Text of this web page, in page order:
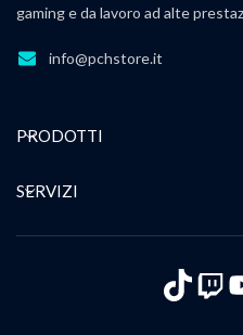
gaming e da lavoro ad alte
info@pchstore.it
PRODOTTI
SERVIZI
TikTok